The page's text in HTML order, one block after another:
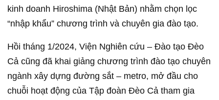
kinh doanh Hiroshima (Nhật Bản) nhằm chọn lọc
“nhập khẩu” chương trình và chuyên gia đào tạo.
Hồi tháng 1/2024, Viện Nghiên cứu – Đào tạo Đèo
Cả cũng đã khai giảng chương trình đào tạo chuyên
ngành xây dựng đường sắt – metro, mở đầu cho
chuỗi hoạt động của Tập đoàn Đèo Cả tham gia